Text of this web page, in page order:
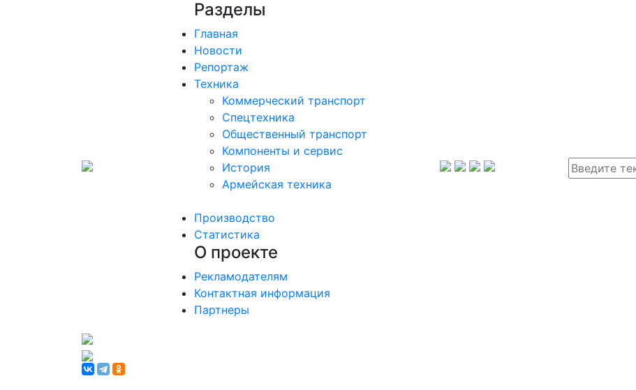
Разделы
Главная
Новости
Репортаж
Техника
Коммерческий транспорт
Спецтехника
Общественный транспорт
Компоненты и сервис
История
Армейская техника
Производство
Статистика
О проекте
Рекламодателям
Контактная информация
Партнеры